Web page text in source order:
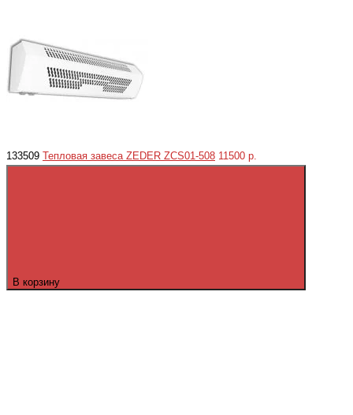
133509 Тепловая завеса ZEDER ZСS01-508 11500 р.
В корзину